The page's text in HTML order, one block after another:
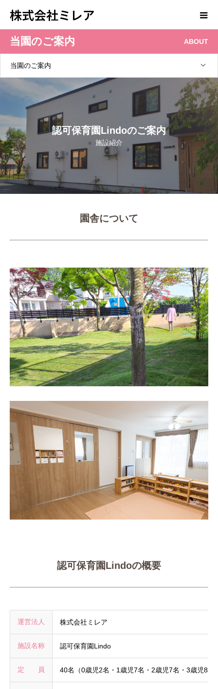
株式会社ミレア
当園のご案内 ABOUT
当園のご案内
認可保育園Lindoのご案内
施設紹介
園舎について
認可保育園Lindoの概要
運営法人 株式会社ミレア
施設名称 認可保育園Lindo
定 員 40名（0歳児2名・1歳児7名・2歳児7名・3歳児8名